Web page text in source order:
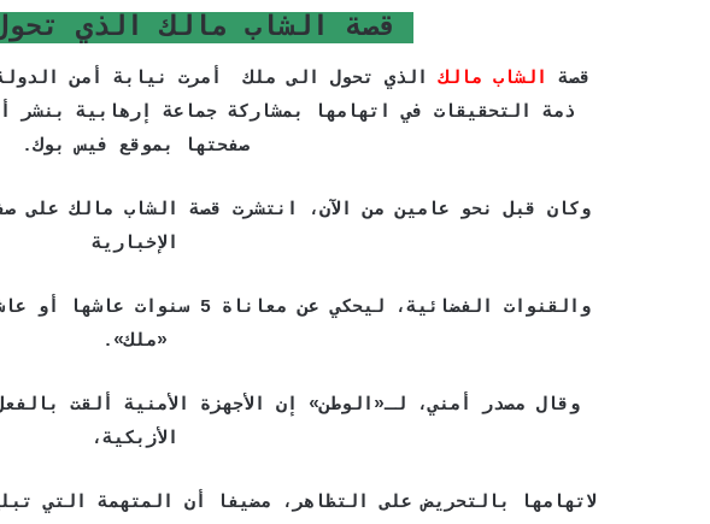
قصة الشاب مالك الذي
قصة الشاب مالكالذي تحول الى ملك أمرت نيابة أمن
ذمة التحقيقات في اتهامها بمشاركة جماعة إرهابية بنشر
صفحتها بموقع فيس بوك.
وكان قبل نحو عامين من الآن، انتشرت قصة الشاب مالك على
الإخبارية
والقنوات الفضائية، ليحكي عن
«ملك».
وقال مصدر أمني، لـ«الوطن» إن الأجهزة الأمنية ألقت
الأزبكية،